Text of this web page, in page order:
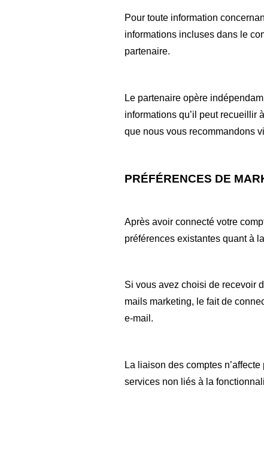
Pour toute information
informations incluses dans le
partenaire.
Le partenaire opère
informations qu’il peut recueillir
que nous vous recommandons
PRÉFÉRENCES DE
Après avoir connecté votre
préférences existantes quant à
Si vous avez choisi de recevoir
mails marketing, le fait de
e-mail.
La liaison des comptes
services non liés à la